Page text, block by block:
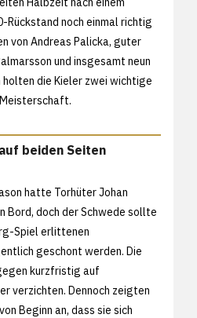
Rückstand noch einmal richtig
von Andreas Palicka, guter
und insgesamt neun
holten die Kieler zwei wichtige
beiden Seiten
hatte Torhüter Johan
Bord, doch der Schwede sollte
Spiel erlittenen
geschont werden. Die
kurzfristig auf
verzichten. Dennoch zeigten
Beginn an, dass sie sich